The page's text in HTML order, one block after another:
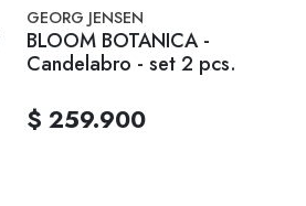
GEORG JENSEN
BLOOM BOTANICA -
Candelabro - set 2 pcs.
$ 259.900